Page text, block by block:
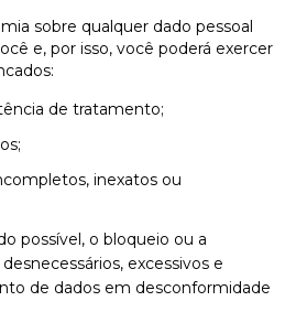
sobre qualquer dado pessoal
e, por isso, você poderá exercer
de tratamento;
inexatos ou
possível, o bloqueio ou a
excessivos e
de dados em desconformidade